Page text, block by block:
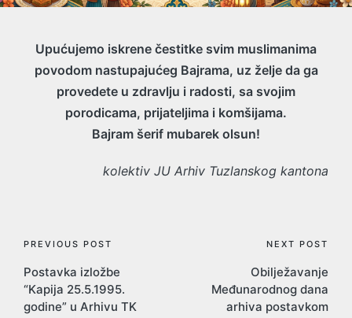
Upućujemo iskrene čestitke svim muslimanima
povodom nastupajućeg Bajrama, uz želje da ga
provedete u zdravlju i radosti, sa svojim
porodicama, prijateljima i komšijama.
Bajram šerif mubarek olsun!
kolektiv JU Arhiv Tuzlanskog kantona
Post
navigation
PREVIOUS POST
Postavka izložbe
“Kapija 25.5.1995.
godine” u Arhivu TK
NEXT POST
Obilježavanje
Međunarodnog dana
arhiva postavkom